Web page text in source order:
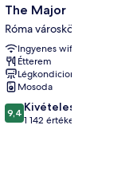
The
Major
Róma
városközpontja
The Major
Róma városközpontja
Ingyenes wifi
Étterem
Légkondicionálás
Mosoda
9.4
ennyiből:
9,4 Kivételes
1 142 értékelés